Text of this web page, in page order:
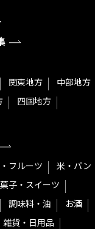
関東地方
中部地方
四国地方
フルーツ
米・パン
菓子・スイーツ
調味料・油
お酒
雑貨・日用品